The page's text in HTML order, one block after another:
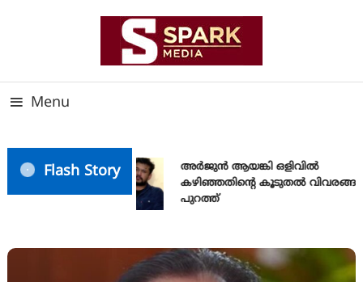
Menu
Flash Story
അര്‍ജുന്‍ ആയങ്കി ഒളിവില്‍
കഴിഞ്ഞതിന്റെ കൂടുതല്‍ വിവരങ്ങള്‍
പുറത്ത്